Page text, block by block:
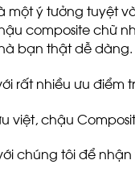
một ý tưởng tuyệt
composite chữ
bạn thật dễ dàng.
rất nhiều ưu điểm
việt, chậu
chúng tôi để